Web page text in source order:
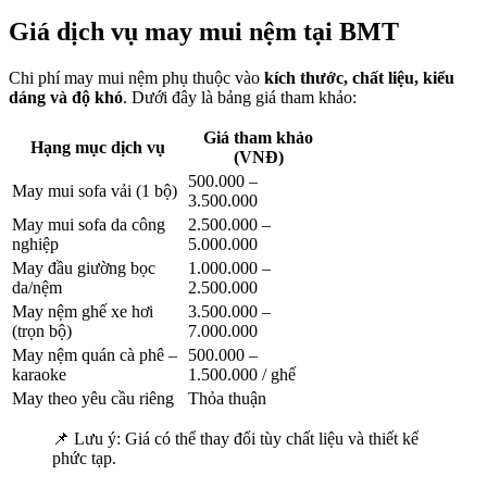
Giá dịch vụ may mui nệm tại BMT
Chi phí may mui nệm phụ thuộc vào kích thước, chất liệu, kiểu
dáng và độ khó. Dưới đây là bảng giá tham khảo:
Hạng mục dịch vụ
Giá tham khảo
(VNĐ)
May mui sofa vải (1 bộ)
500.000 –
3.500.000
May mui sofa da công
nghiệp
2.500.000 –
5.000.000
May đầu giường bọc
da/nệm
1.000.000 –
2.500.000
May nệm ghế xe hơi
(trọn bộ)
3.500.000 –
7.000.000
May nệm quán cà phê –
karaoke
500.000 –
1.500.000 / ghế
May theo yêu cầu riêng
Thỏa thuận
📌 Lưu ý: Giá có thể thay đổi tùy chất liệu và thiết kế
phức tạp.